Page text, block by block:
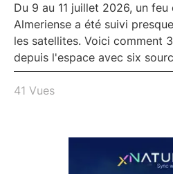
Du 9 au 11 juillet 2026, un feu
Almeriense a été suivi
les satellites. Voici comment
depuis l'espace avec six
recherche en cours pour
41 Vues